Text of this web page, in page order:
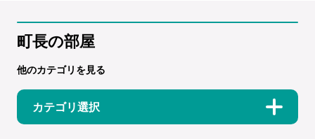
町長の部屋
他のカテゴリを見る
カテゴリ選択